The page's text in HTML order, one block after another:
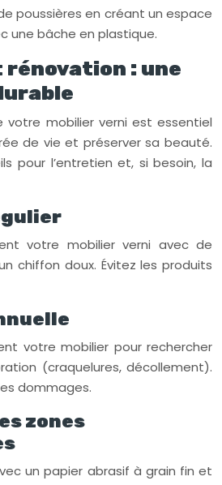
poussières en créant un espace
une bâche en plastique.
: une
votre mobilier verni est essentiel
de vie et préserver sa beauté.
pour l’entretien et, si besoin, la
votre mobilier verni avec de
chiffon doux. Évitez les produits
votre mobilier pour rechercher
(craquelures, décollement).
dommages.
zones
un papier abrasif à grain fin et